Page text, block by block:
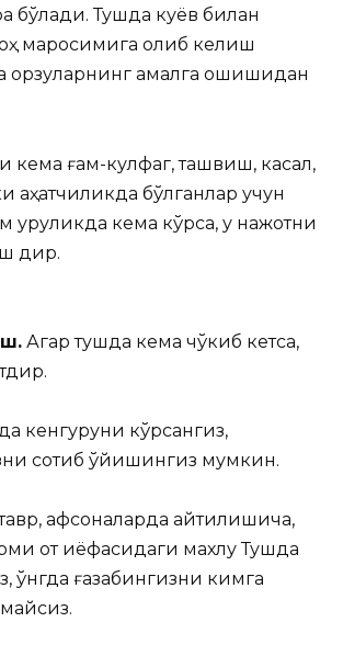
бўлади. Тушда куёв билан
маросимига олиб келиш
орзуларнинг амалга ошишидан
кема ғам-кулфаг, ташвиш, касал,
қаҳатчиликда бўлганлар учун
кема кўрса, у нажотни
дир.
Агар тушда кема чўкиб кетса,
кенгуруни кўрсангиз,
сотиб қўйишингиз мумкин.
афсоналарда айтилишича,
от қиёфасидаги махлуқ Тушда
ўнгда ғазабингизни кимга